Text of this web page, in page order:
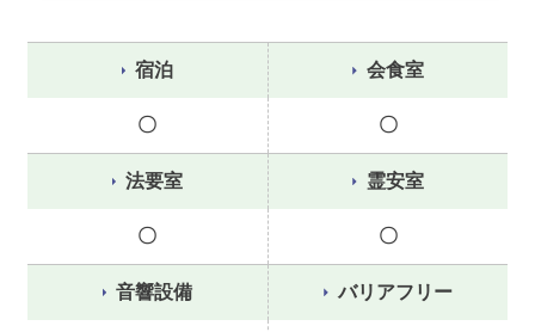
宿泊
〇
会食室
〇
法要室
〇
霊安室
〇
音響設備 バリアフリー